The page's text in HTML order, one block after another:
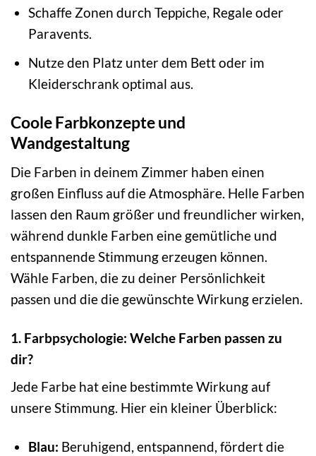
Schaffe Zonen durch Teppiche, Regale oder
Paravents.
Nutze den Platz unter dem Bett oder im
Kleiderschrank optimal aus.
Coole Farbkonzepte und
Wandgestaltung
Die Farben in deinem Zimmer haben einen
großen Einfluss auf die Atmosphäre. Helle Farben
lassen den Raum größer und freundlicher wirken,
während dunkle Farben eine gemütliche und
entspannende Stimmung erzeugen können.
Wähle Farben, die zu deiner Persönlichkeit
passen und die die gewünschte Wirkung erzielen.
1. Farbpsychologie: Welche Farben passen zu
dir?
Jede Farbe hat eine bestimmte Wirkung auf
unsere Stimmung. Hier ein kleiner Überblick:
Blau: Beruhigend, entspannend, fördert die